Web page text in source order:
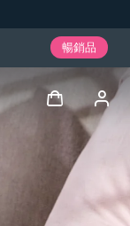
暢銷品
登入
用戶信息